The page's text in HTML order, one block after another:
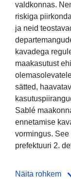
valdkonnas.
riskiga
ja neid
kavadega
maakasutust
sätted,
Sablé
ennetamise
vormingus.
prefektuuri 2.
Näita rohkem